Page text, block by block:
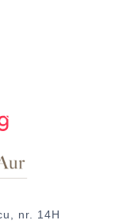
nr. 14H